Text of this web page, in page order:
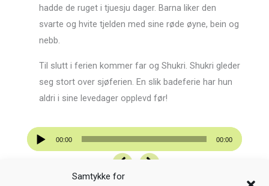
Samtykke for
hadde de ruget i tjuesju dager. Barna liker den
svarte og hvite tjelden med sine røde øyne, bein og
nebb.
Til slutt i ferien kommer far og Shukri. Shukri gleder
seg stort over sjøferien. En slik badeferie har hun
aldri i sine levedager opplevd før!
Lydavspiller
00:00 00:00